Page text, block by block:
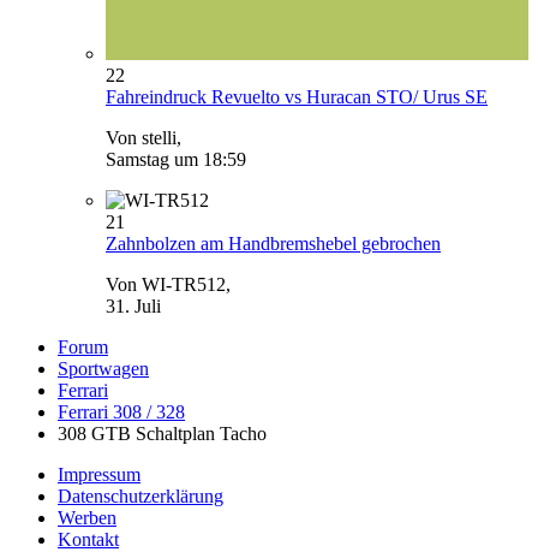
22
Fahreindruck Revuelto vs Huracan STO/ Urus SE
Von stelli,
Samstag um 18:59
21
Zahnbolzen am Handbremshebel gebrochen
Von WI-TR512,
31. Juli
Forum
Sportwagen
Ferrari
Ferrari 308 / 328
308 GTB Schaltplan Tacho
Impressum
Datenschutzerklärung
Werben
Kontakt